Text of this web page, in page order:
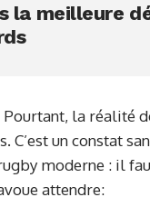
la meilleure
Pourtant, la réalité
C’est un constat
moderne : il
attendre: